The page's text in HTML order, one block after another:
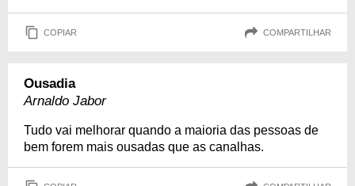
COPIAR COMPARTILHAR
Ousadia
Arnaldo Jabor
Tudo vai melhorar quando a maioria das pessoas de
bem forem mais ousadas que as canalhas.